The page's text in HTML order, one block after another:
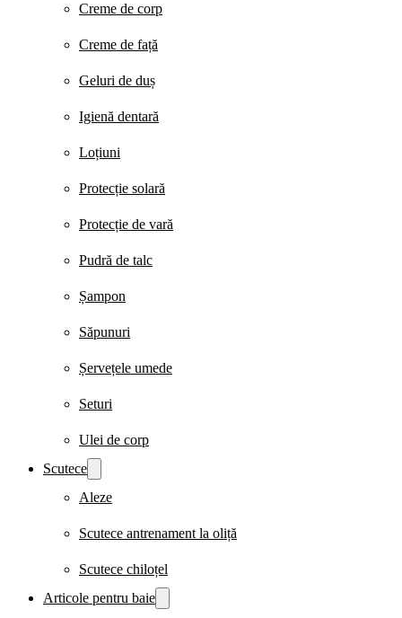
Creme de corp
Creme de față
Geluri de duș
Igienă dentară
Loțiuni
Protecție solară
Protecție de vară
Pudră de talc
Șampon
Săpunuri
Șervețele umede
Seturi
Ulei de corp
Scutece
Aleze
Scutece antrenament la oliță
Scutece chiloțel
Articole pentru baie